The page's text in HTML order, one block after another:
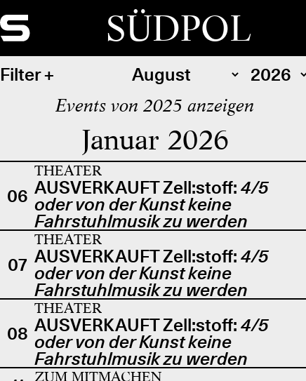
SÜDPOL
Filter
Events von 2025 anzeigen
Januar 2026
06
THEATER
AUSVERKAUFT Zell:stoff: 4/5
oder von der Kunst keine
Fahrstuhlmusik zu werden
07
THEATER
AUSVERKAUFT Zell:stoff: 4/5
oder von der Kunst keine
Fahrstuhlmusik zu werden
08
THEATER
AUSVERKAUFT Zell:stoff: 4/5
oder von der Kunst keine
Fahrstuhlmusik zu werden
ZUM MITMACHEN